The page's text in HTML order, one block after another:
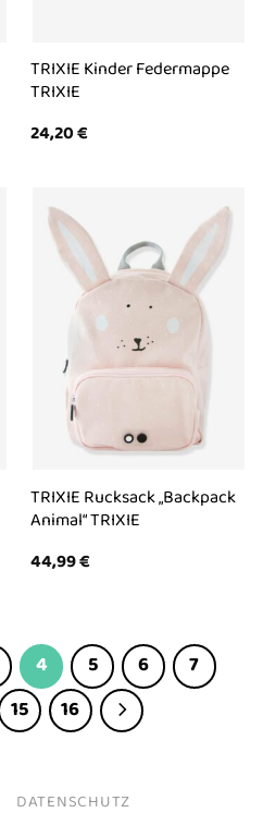
TRIXIE Kinder Federmappe
TRIXIE
24,20€
TRIXIE Rucksack „Backpack
Animal“ TRIXIE
44,99€
4 5 6
7
15 16
DATENSCHUTZ